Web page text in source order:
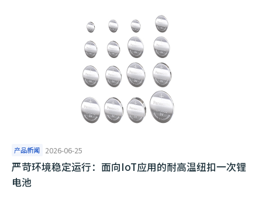
产品新闻 2026-06-25
严苛环境稳定运行：面向IoT应用的耐高温纽扣一次锂
电池